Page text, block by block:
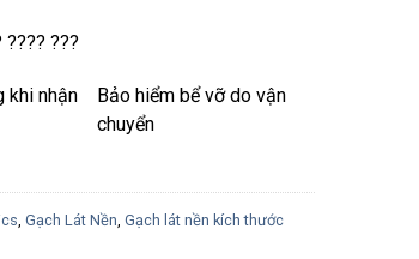
???
khi nhận
Bảo hiểm bể vỡ do vận
chuyển
, Gạch Lát Nền, Gạch lát nền kích thước